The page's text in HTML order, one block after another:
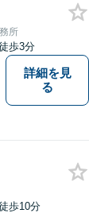
所
歩3分
詳細を見
る
歩10分